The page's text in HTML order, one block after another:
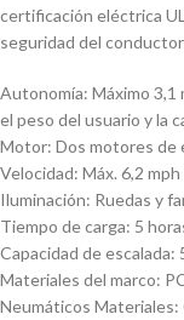
certificación eléctrica
seguridad del
Autonomía: Máximo 3,1
el peso del usuario y la
Motor: Dos motores de
Velocidad: Máx. 6,2 mph
Iluminación: Ruedas y
Tiempo de carga: 5
Capacidad de escalada:
Materiales del marco:
Neumáticos Materiales: